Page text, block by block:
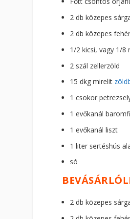
2 db közepes
2 db közepes
1/2 kicsi, vagy 1/8
2 szál zellerzöld
15 dkg mirelit
1 csokor
1 evőkanál
1 evőkanál liszt
1 liter sertéshús
só
2 db közepes